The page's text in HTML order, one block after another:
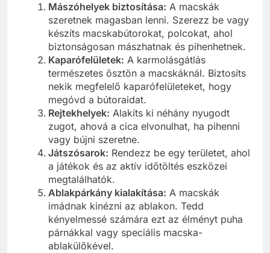
Mászóhelyek biztosítása: A macskák
szeretnek magasban lenni. Szerezz be vagy
készíts macskabútorokat, polcokat, ahol
biztonságosan mászhatnak és pihenhetnek.
Kaparófelületek: A karmolásgátlás
természetes ösztön a macskáknál. Biztosíts
nekik megfelelő kaparófelületeket, hogy
megóvd a bútoraidat.
Rejtekhelyek: Alakíts ki néhány nyugodt
zugot, ahová a cica elvonulhat, ha pihenni
vagy bújni szeretne.
Játszósarok: Rendezz be egy területet, ahol
a játékok és az aktív időtöltés eszközei
megtalálhatók.
Ablakpárkány kialakítása: A macskák
imádnak kinézni az ablakon. Tedd
kényelmessé számára ezt az élményt puha
párnákkal vagy speciális macska-
ablakülőkével.